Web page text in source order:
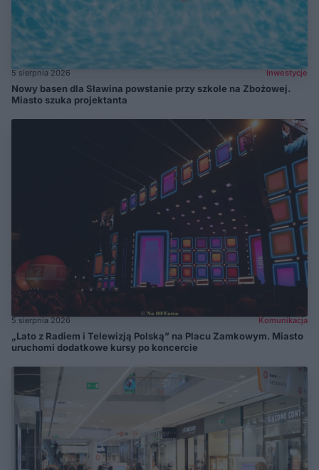
5 sierpnia 2026 Inwestycje
Nowy basen dla Sławina powstanie przy szkole na Zbożowej.
Miasto szuka projektanta
5 sierpnia 2026 Komunikacja
„Lato z Radiem i Telewizją Polską” na Placu Zamkowym. Miasto
uruchomi dodatkowe kursy po koncercie